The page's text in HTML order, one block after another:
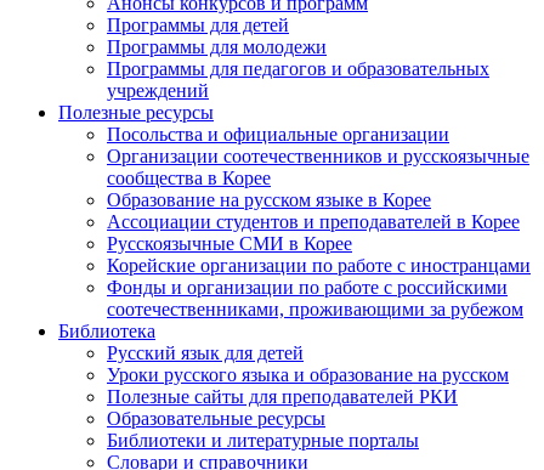
Программы для детей
Программы для молодежи
Программы для педагогов и образовательных
учреждений
Полезные ресурсы
Посольства и официальные организации
Организации соотечественников и русскоязычные
сообщества в Корее
Образование на русском языке в Корее
Ассоциации студентов и преподавателей в Корее
Русскоязычные СМИ в Корее
Корейские организации по работе с иностранцами
Фонды и организации по работе с российскими
соотечественниками, проживающими за рубежом
Библиотека
Русский язык для детей
Уроки русского языка и образование на русском
Полезные сайты для преподавателей РКИ
Образовательные ресурсы
Библиотеки и литературные порталы
Словари и справочники